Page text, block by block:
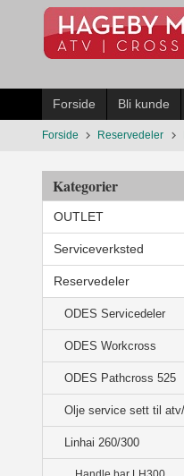
innholdet
Forside Bli kunde
Forside Reservedeler
Kategorier
OUTLET
Serviceverksted
Reservedeler
ODES Servicedeler
ODES Workcross
ODES Pathcross 525
Olje service sett til
Linhai 260/300